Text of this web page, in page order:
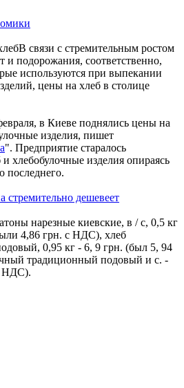
В связи с стремительным ростом
и подорожания, соответственно,
используются при выпекании
цены на хлеб в столице
в Киеве поднялись цены на
изделия, пишет
". Предприятие старалось
хлебобулочные изделия опираясь
последнего.
стремительно дешевеет
нарезные киевские, в / с, 0,5 кг
4,86 грн. с НДС), хлеб
0,95 кг - 6, 9 грн. (был 5, 94
традиционный подовый и с. -
НДС).